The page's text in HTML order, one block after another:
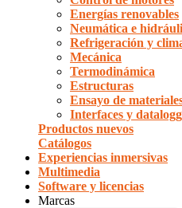
Energías renovables
Neumática e
Refrigeración y
Mecánica
Termodinámica
Estructuras
Ensayo de
Interfaces y
Productos nuevos
Catálogos
Experiencias inmersivas
Multimedia
Software y licencias
Marcas